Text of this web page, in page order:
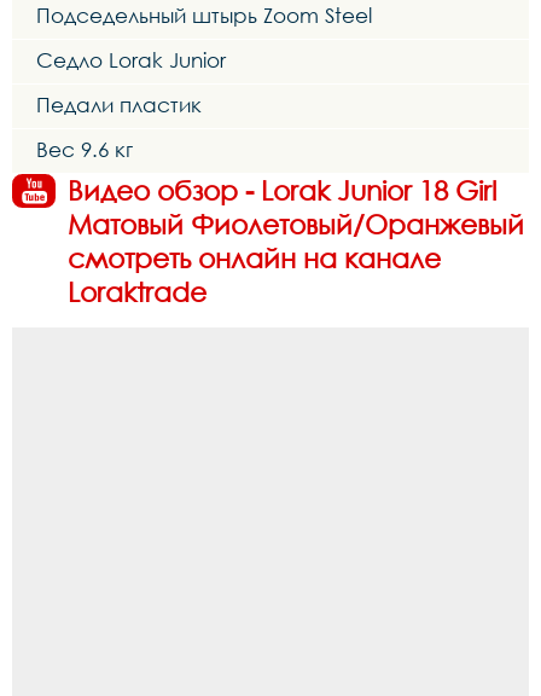
Подседельный штырь Zoom Steel
Седло Lorak Junior
Педали пластик
Вес 9.6 кг
Видео обзор - Lorak Junior 18 Girl
Матовый Фиолетовый/Оранжевый
смотреть онлайн на канале
Loraktrade